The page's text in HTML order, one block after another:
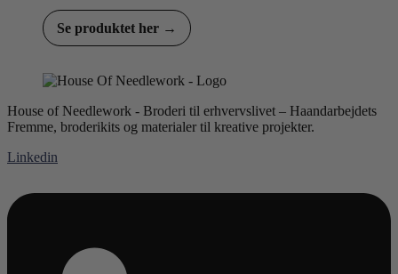
Se produktet her →
House of Needlework - Broderi til erhvervslivet – Haandarbejdets
Fremme, broderikits og materialer til kreative projekter.
Linkedin